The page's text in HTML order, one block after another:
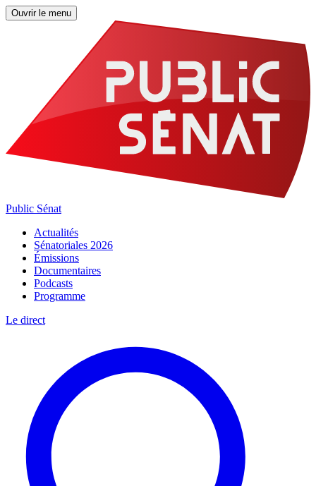
Ouvrir le menu
Public Sénat
Actualités
Sénatoriales 2026
Émissions
Documentaires
Podcasts
Programme
Le direct